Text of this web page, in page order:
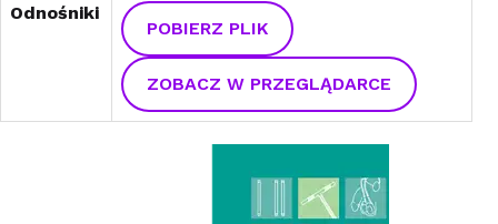
Odnośniki
POBIERZ PLIK
ZOBACZ W PRZEGLĄDARCE